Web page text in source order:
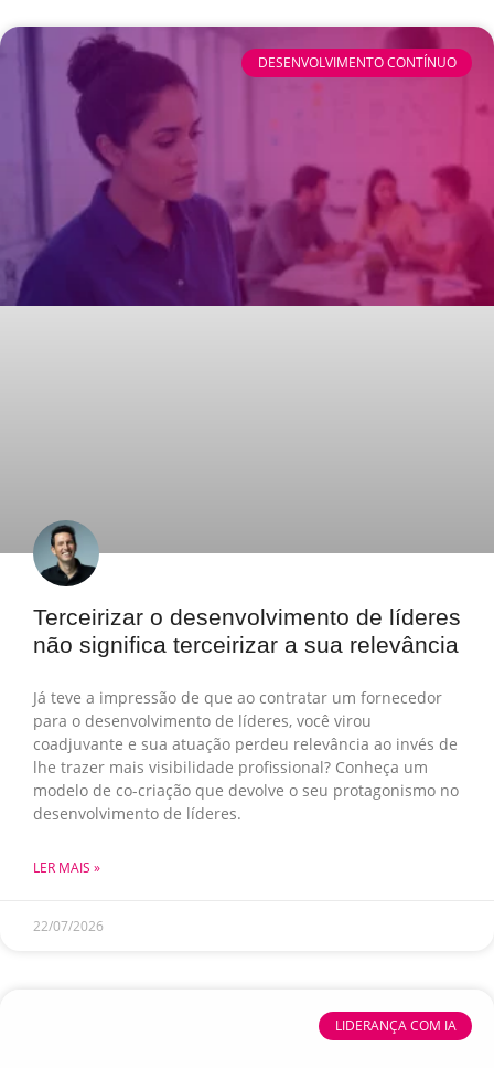
DESENVOLVIMENTO CONTÍNUO
Terceirizar o desenvolvimento de líderes
não significa terceirizar a sua relevância
Já teve a impressão de que ao contratar um fornecedor
para o desenvolvimento de líderes, você virou
coadjuvante e sua atuação perdeu relevância ao invés de
lhe trazer mais visibilidade profissional? Conheça um
modelo de co-criação que devolve o seu protagonismo no
desenvolvimento de líderes.
LER MAIS »
22/07/2026
LIDERANÇA COM IA